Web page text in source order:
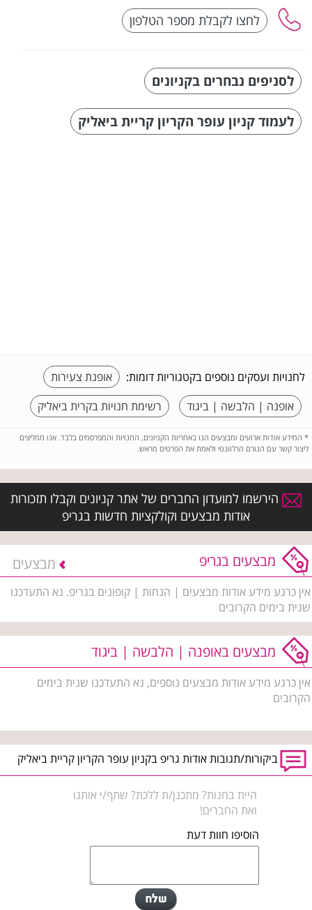
לסניפים נבחרים בקניונים
לעמוד קניון עופר הקריון קריית ביאליק
לחנויות ועסקים נוספים בקטגוריות דומות:
אופנת צעירות
אופנה | הלבשה | ביגוד
רשימת חנויות בקרית ביאליק
* המידע אודות ארועים ומבצעים הנו באחריות הקניונים, החנויות והמפרסמים בלבד. אנו ממליצים
ליצור קשר עם הגורם הרלוונטי ולאמת את הפרטים מראש.
הירשמו למועדון החברים של אתר קניונים וקבלו תזכורות
אודות מבצעים וקולקציות חדשות בגריפ
מבצעים בגריפ מבצעים
אין כרגע מידע אודות מבצעים | הנחות | קופונים בגריפ. נא התעדכנו
שנית בימים הקרובים
מבצעים באופנה | הלבשה | ביגוד
אין כרגע מידע אודות מבצעים נוספים, נא התעדכנו שנית בימים
הקרובים
ביקורות/תגובות אודות גריפ בקניון עופר הקריון קריית ביאליק
היית בחנות? מתכנן/ת ללכת? שתף/י אותנו
ואת החברים!
הוסיפו חוות דעת